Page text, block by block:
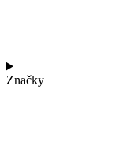
Značky